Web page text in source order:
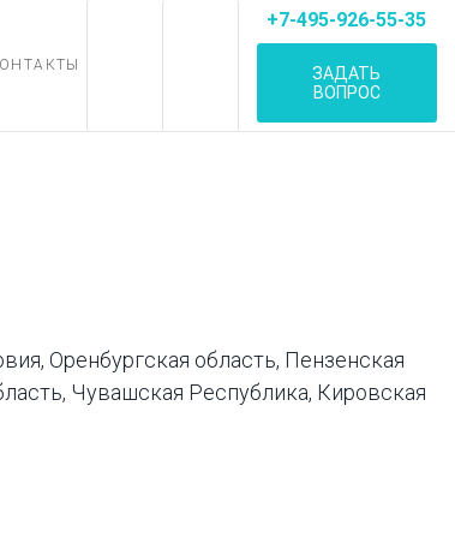
+7-495-926-55-35
ЗАДАТЬ
ВОПРОС
Оренбургская область, Пензенская
Чувашская Республика, Кировская